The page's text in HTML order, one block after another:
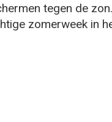
tegen de
zomerweek in